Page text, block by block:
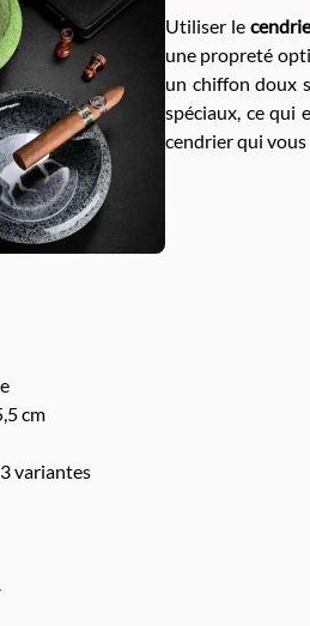
Utiliser le
une propreté
un chiffon doux
spéciaux, ce qui
cendrier qui
cm
variantes